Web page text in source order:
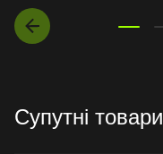
Супутні товари